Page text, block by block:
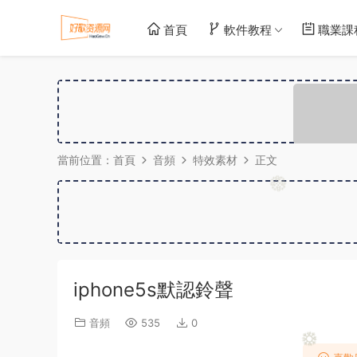
首頁 軟件教程 職業課
當前位置： 首頁 音頻 特效素材 正文
iphone5s默認鈴聲
音頻 535 0